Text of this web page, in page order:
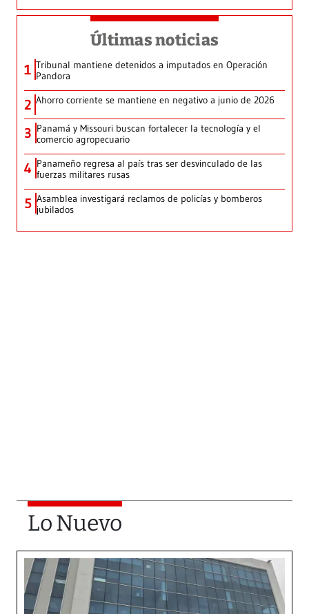
Últimas noticias
1 Tribunal mantiene detenidos a imputados en Operación
Pandora
2 Ahorro corriente se mantiene en negativo a junio de 2026
3 Panamá y Missouri buscan fortalecer la tecnología y el
comercio agropecuario
4 Panameño regresa al país tras ser desvinculado de las
fuerzas militares rusas
5 Asamblea investigará reclamos de policías y bomberos
jubilados
Lo Nuevo